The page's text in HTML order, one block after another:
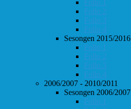
Follo 1
Follo 2
Follo 3
Follo 4
Sesongen 2015/2016
Follo 1
Follo 2
Follo 3
Follo 4
2006/2007 - 2010/2011
Sesongen 2006/2007
Follo 1